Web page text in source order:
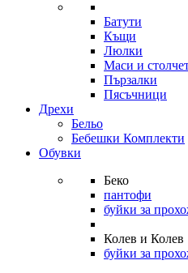
Батути
Къщи
Люлки
Маси и
Пързалки
Пясъчници
Дрехи
Бельо
Бебешки Комплекти
Обувки
Беко
пантофи
буйки за
Колев и Колев
буйки за